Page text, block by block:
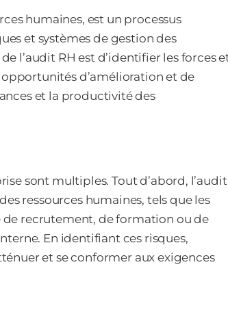
humaines, est un processus
et systèmes de gestion des
l’audit RH est d’identifier les forces
opportunités d’amélioration et de
et la productivité des
sont multiples. Tout d’abord, l’audit
ressources humaines, tels que les
recrutement, de formation ou de
En identifiant ces risques,
et se conformer aux exigences